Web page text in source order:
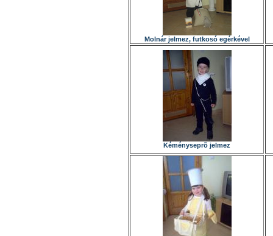
Molnár jelmez, futkosó egérkével
Kéményseprõ jelmez